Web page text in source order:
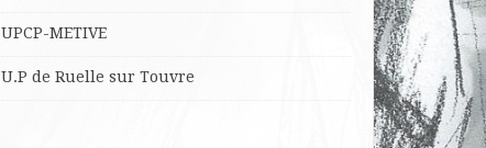
UPCP-METIVE
U.P de Ruelle sur Touvre